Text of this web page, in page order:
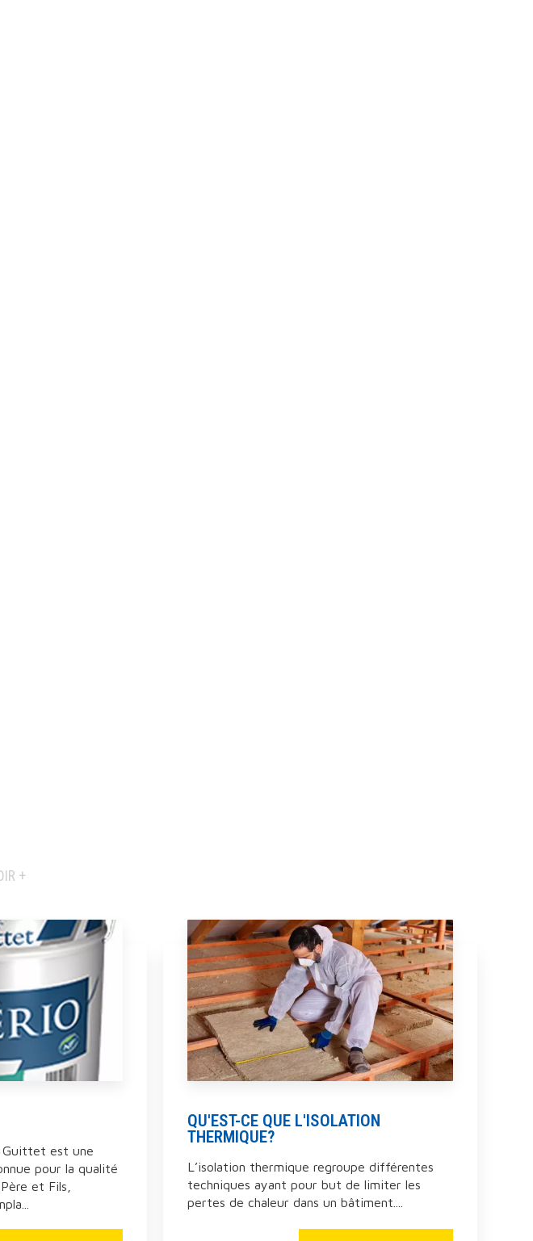
+
Guittet est une
pour la qualité
et Fils,
QU'EST-CE QUE L'ISOLATION
THERMIQUE?
L’isolation thermique regroupe différentes
techniques ayant pour but de limiter les
pertes de chaleur dans un bâtiment....